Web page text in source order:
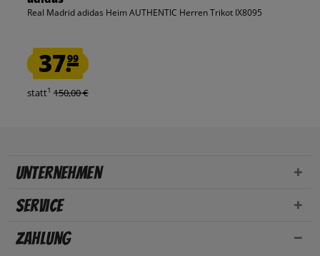
Real Madrid adidas Heim AUTHENTIC Herren Trikot IX8095
37.99
statt1 150,00 €
Unternehmen
Service
Zahlung